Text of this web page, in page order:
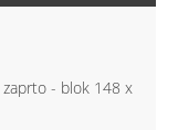
- blok 148 x